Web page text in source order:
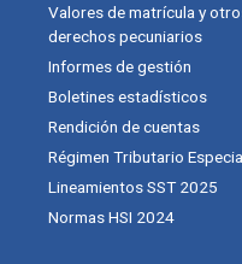
Valores de matrícula y
derechos pecuniarios
Informes de gestión
Boletines estadísticos
Rendición de cuentas
Régimen Tributario
Lineamientos SST 2025
Normas HSI 2024